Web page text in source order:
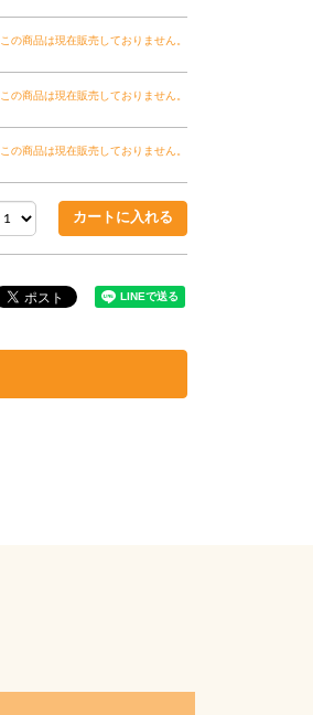
この商品は現在販売しておりません。
この商品は現在販売しておりません。
この商品は現在販売しておりません。